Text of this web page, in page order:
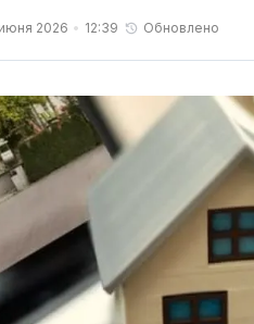
2026 12:39 Обновлено